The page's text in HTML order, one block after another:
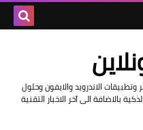
الاندرويد والايفون وحلول
بالاضافة الى آخر الاخبار التقنية